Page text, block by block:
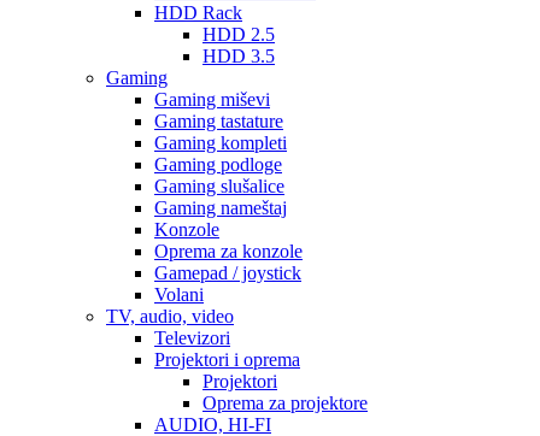
HDD Rack
HDD 2.5
HDD 3.5
Gaming
Gaming miševi
Gaming tastature
Gaming kompleti
Gaming podloge
Gaming slušalice
Gaming nameštaj
Konzole
Oprema za konzole
Gamepad / joystick
Volani
TV, audio, video
Televizori
Projektori i oprema
Projektori
Oprema za projektore
AUDIO, HI-FI